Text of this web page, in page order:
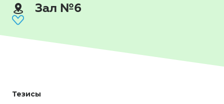
Зал №6
Тезисы